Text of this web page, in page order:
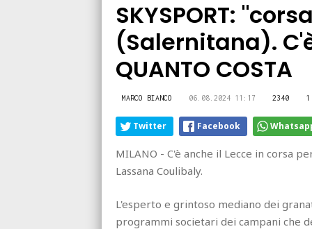
SKYSPORT:
(Salernitana).
QUANTO COSTA
MARCO BIANCO 06.08.2024 11:17 2340 1
Twitter Facebook
MILANO - C'è anche il Lecce in corsa
Lassana Coulibaly.
L'esperto e grintoso mediano dei
programmi societari dei campani che